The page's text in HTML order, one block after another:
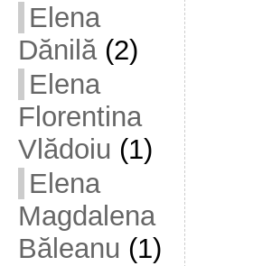
Elena
Dănilă(2)
Elena
Florentina
Vlădoiu (1)
Elena
Magdalena
Băleanu (1)